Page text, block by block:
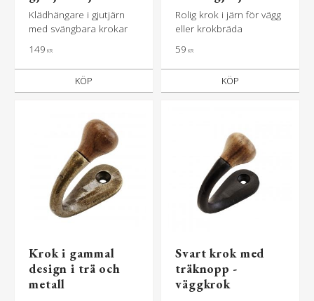
Klädhängare i gjutjärn
med svängbara krokar
149 KR
KÖP
Rolig krok i järn för vägg
eller krokbräda
59 KR
KÖP
Krok i gammal
design i trä och
metall
Svart krok med
träknopp -
väggkrok